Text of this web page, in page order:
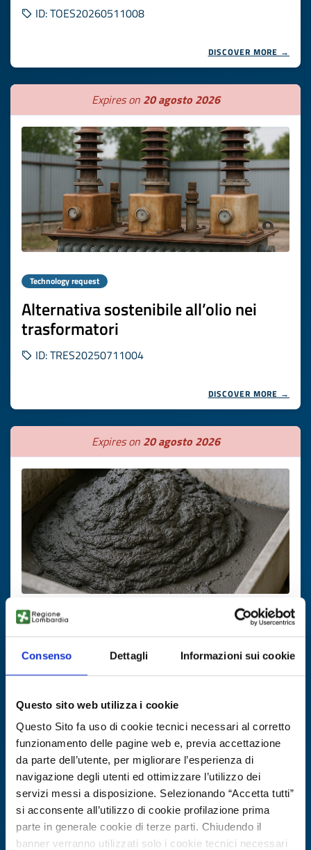
Consenso Dettagli Informazioni sui cookie
Questo sito web utilizza i cookie
Questo Sito fa uso di cookie tecnici necessari al corretto
funzionamento delle pagine web e, previa accettazione
da parte dell’utente, per migliorare l’esperienza di
navigazione degli utenti ed ottimizzare l’utilizzo dei
servizi messi a disposizione. Selezionando “Accetta tutti”
si acconsente all’utilizzo di cookie profilazione prima
parte in generale cookie di terze parti. Chiudendo il
banner verranno utilizzati solo i cookie tecnici necessari
ID: TOES20260511008
DISCOVER MORE →
Expires on 20 agosto 2026
Technology request
Alternativa sostenibile all’olio nei
trasformatori
ID: TRES20250711004
DISCOVER MORE →
Expires on 20 agosto 2026
Technology request
Valorizzazione fanghi da lavorazione
pietre artificiali
ID: TRES20250709007
Expires on27 ottobre 2026